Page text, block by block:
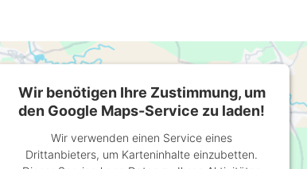
Wir benötigen Ihre Zustimmung, um
den Google Maps-Service zu laden!
Wir verwenden einen Service eines
Drittanbieters, um Karteninhalte einzubetten.